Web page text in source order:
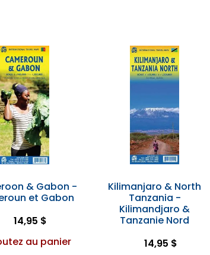
& Gabon -
et Gabon
14,95 $
au panier
Kilimanjaro & North
Tanzania -
Kilimandjaro &
Tanzanie Nord
14,95 $